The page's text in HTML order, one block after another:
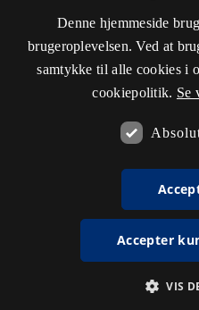
Denne hjemmeside
brugeroplevelsen. Ved at
samtykke til alle cookies i
cookiepolitik. Se
Accepter
VIS